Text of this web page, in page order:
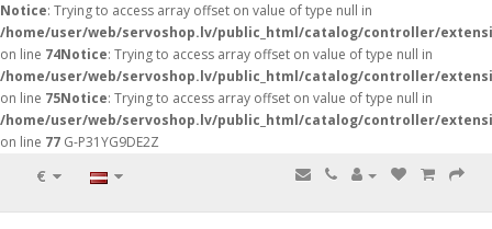
Notice: Trying to access array offset on value of type null in
/home/user/web/servoshop.lv/public_html/catalog/controller/
on line 74Notice: Trying to access array offset on value of type null in
/home/user/web/servoshop.lv/public_html/catalog/controller/
on line 75Notice: Trying to access array offset on value of type null in
/home/user/web/servoshop.lv/public_html/catalog/controller/
on line 77 G-P31YG9DE2Z
€